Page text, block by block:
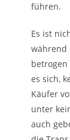
führen.
Es ist
während
es sich,
Käufer
unter
auch